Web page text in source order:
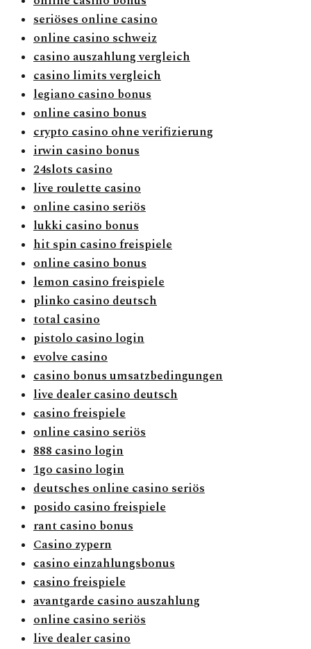
seriöses online casino
online casino schweiz
casino auszahlung vergleich
casino limits vergleich
legiano casino bonus
online casino bonus
crypto casino ohne verifizierung
irwin casino bonus
24slots casino
live roulette casino
online casino seriös
lukki casino bonus
hit spin casino freispiele
online casino bonus
lemon casino freispiele
plinko casino deutsch
total casino
pistolo casino login
evolve casino
casino bonus umsatzbedingungen
live dealer casino deutsch
casino freispiele
online casino seriös
888 casino login
1go casino login
deutsches online casino seriös
posido casino freispiele
rant casino bonus
Casino zypern
casino einzahlungsbonus
casino freispiele
avantgarde casino auszahlung
online casino seriös
live dealer casino